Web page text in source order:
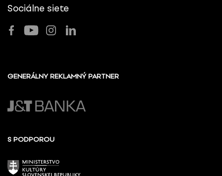
Sociálne siete
GENERÁLNY REKLAMNÝ PARTNER
S PODPOROU